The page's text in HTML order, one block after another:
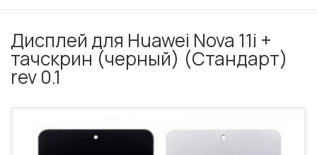
Дисплей для Huawei Nova 11i +
тачскрин (черный) (Стандарт)
rev 0.1